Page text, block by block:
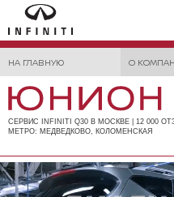
НА ГЛАВНУЮ О
СЕРВИС INFINITI Q30 В МОСКВЕ | 12 000
МЕТРО: МЕДВЕДКОВО, КОЛОМЕНСКАЯ